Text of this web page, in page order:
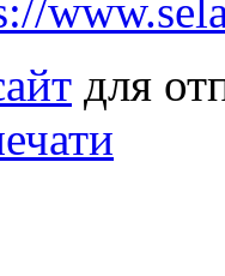
для